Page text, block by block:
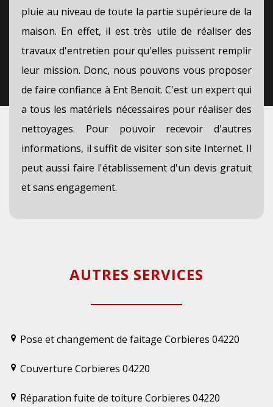
pluie au niveau de toute la partie supérieure de la
maison. En effet, il est très utile de réaliser des
travaux d'entretien pour qu'elles puissent remplir
leur mission. Donc, nous pouvons vous proposer
de faire confiance à Ent Benoit. C'est un expert qui
a tous les matériels nécessaires pour réaliser des
nettoyages. Pour pouvoir recevoir d'autres
informations, il suffit de visiter son site Internet. Il
peut aussi faire l'établissement d'un devis gratuit
et sans engagement.
AUTRES SERVICES
Pose et changement de faitage Corbieres 04220
Couverture Corbieres 04220
Réparation fuite de toiture Corbieres 04220